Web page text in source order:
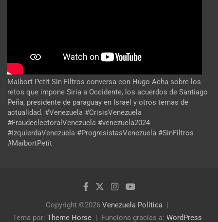
Maibort Petit Sin Filtros conversa con Hugo Acha sobre los
retos que impone Siria a Occidente, los acuerdos de Santiago
Peña, presidente de paraguay en Israel y otros temas de
actualidad. #Venezuela #CrisisVenezuela
#FraudeelectoralVenezuela #venezuela2024
#IzquierdaVenezuela #ProgresistasVenezuela #SinFiltros
#MaibortPetit
Copyright ©2026 Venezuela Política
Tema por: Theme Horse Funciona gracias a: WordPress